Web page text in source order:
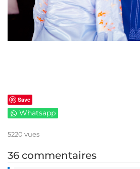
Save
Whatsapp
5220 vues
36 commentaires